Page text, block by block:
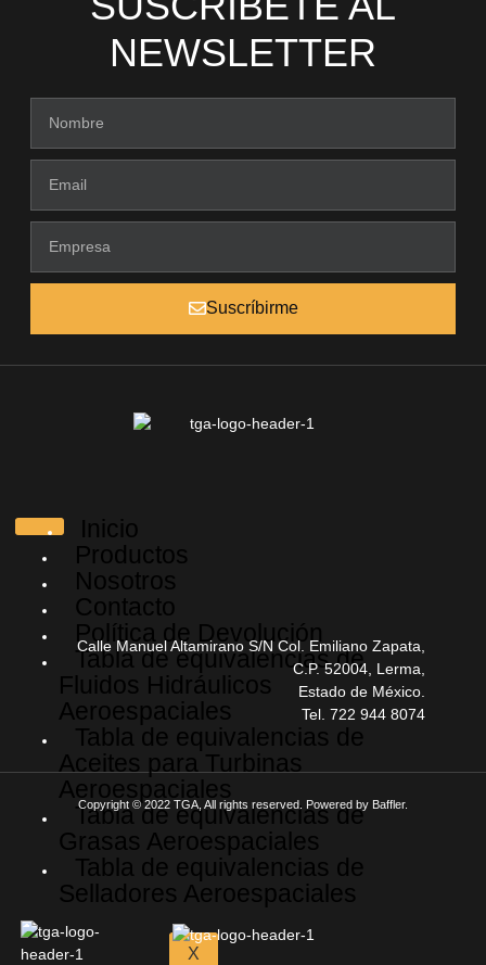
NEWSLETTER
Suscríbirme
Inicio
Productos
Nosotros
Contacto
Política de Devolución
Tabla de equivalencias de
Fluidos Hidráulicos
Aeroespaciales
Tabla de equivalencias de
Aceites para Turbinas
Aeroespaciales
Tabla de equivalencias de
Grasas Aeroespaciales
Tabla de equivalencias de
Selladores Aeroespaciales
X
Calle Manuel Altamirano S/N Col. Emiliano Zapata,
C.P. 52004, Lerma,
Estado de México.
Tel. 722 944 8074
Copyright © 2022 TGA, All rights reserved. Powered by Baffler.